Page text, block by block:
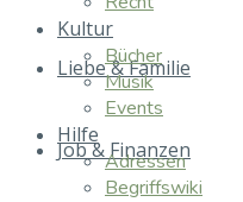
Liebe & Familie
Job & Finanzen
Kultur
Bücher
Musik
Events
Hilfe
Adressen
Begriffswiki